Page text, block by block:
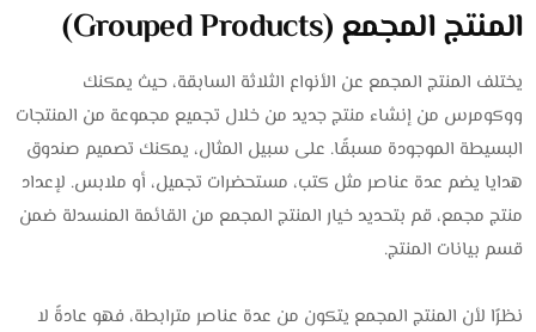
المنتج المجمع (Grouped Products)
يختلف المنتج المجمع عن الأنواع الثلاثة السابقة، حيث يمكنك
ووكومرس من إنشاء منتج جديد من خلال تجميع مجموعة من المنتجات
البسيطة الموجودة مسبقًا. على سبيل المثال، يمكنك تصميم صندوق
هدايا يضم عدة عناصر مثل كتب، مستحضرات تجميل، أو ملابس. لإعداد
منتج مجمع، قم بتحديد خيار المنتج المجمع من القائمة المنسدلة ضمن
قسم بيانات المنتج.
نظرًا لأن المنتج المجمع يتكون من عدة عناصر مترابطة، فهو عادةً لا